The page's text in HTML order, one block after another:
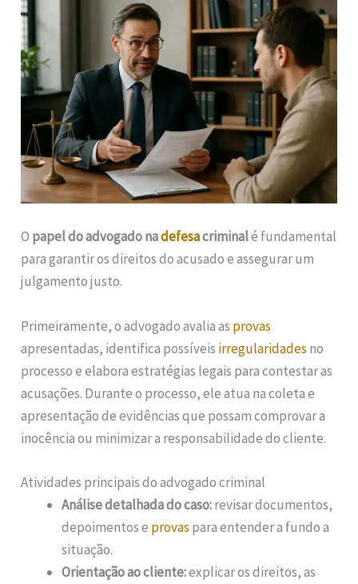
O papel do advogado nadefesacriminalé fundamental
para garantir os direitos do acusado e assegurar um
julgamento justo.
Primeiramente, o advogado avalia as provas
apresentadas, identifica possíveis irregularidades no
processo e elabora estratégias legais para contestar as
acusações. Durante o processo, ele atua na coleta e
apresentação de evidências que possam comprovar a
inocência ou minimizar a responsabilidade do cliente.
Atividades principais do advogado criminal
Análise detalhada do caso:revisar documentos,
depoimentos e provas para entender a fundo a
situação.
Orientação ao cliente:explicar os direitos, as